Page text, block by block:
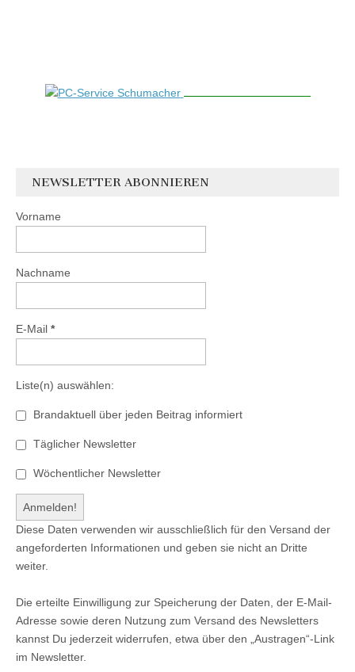
NEWSLETTER ABONNIEREN
Vorname
Nachname
E-Mail *
Liste(n) auswählen:
Brandaktuell über jeden Beitrag informiert
Täglicher Newsletter
Wöchentlicher Newsletter
Diese Daten verwenden wir ausschließlich für den Versand der
angeforderten Informationen und geben sie nicht an Dritte
weiter.
Die erteilte Einwilligung zur Speicherung der Daten, der E-Mail-
Adresse sowie deren Nutzung zum Versand des Newsletters
kannst Du jederzeit widerrufen, etwa über den „Austragen“-Link
im Newsletter.